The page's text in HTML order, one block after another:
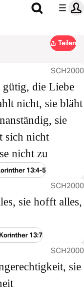
Teilen
SCH2000
die Liebe
nicht, sie bläht
sie
sich nicht
nicht zu
13:4-5
SCH2000
sie hofft alles,
13:7
SCH2000
sie